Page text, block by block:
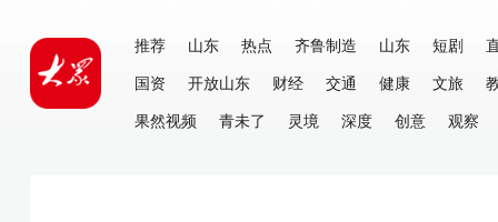
推荐 山东 热点 齐鲁制造 山东 短剧
国资
开放山东 财经 交通 健康 文旅
果然视频
青未了 灵境 深度 创意 观察